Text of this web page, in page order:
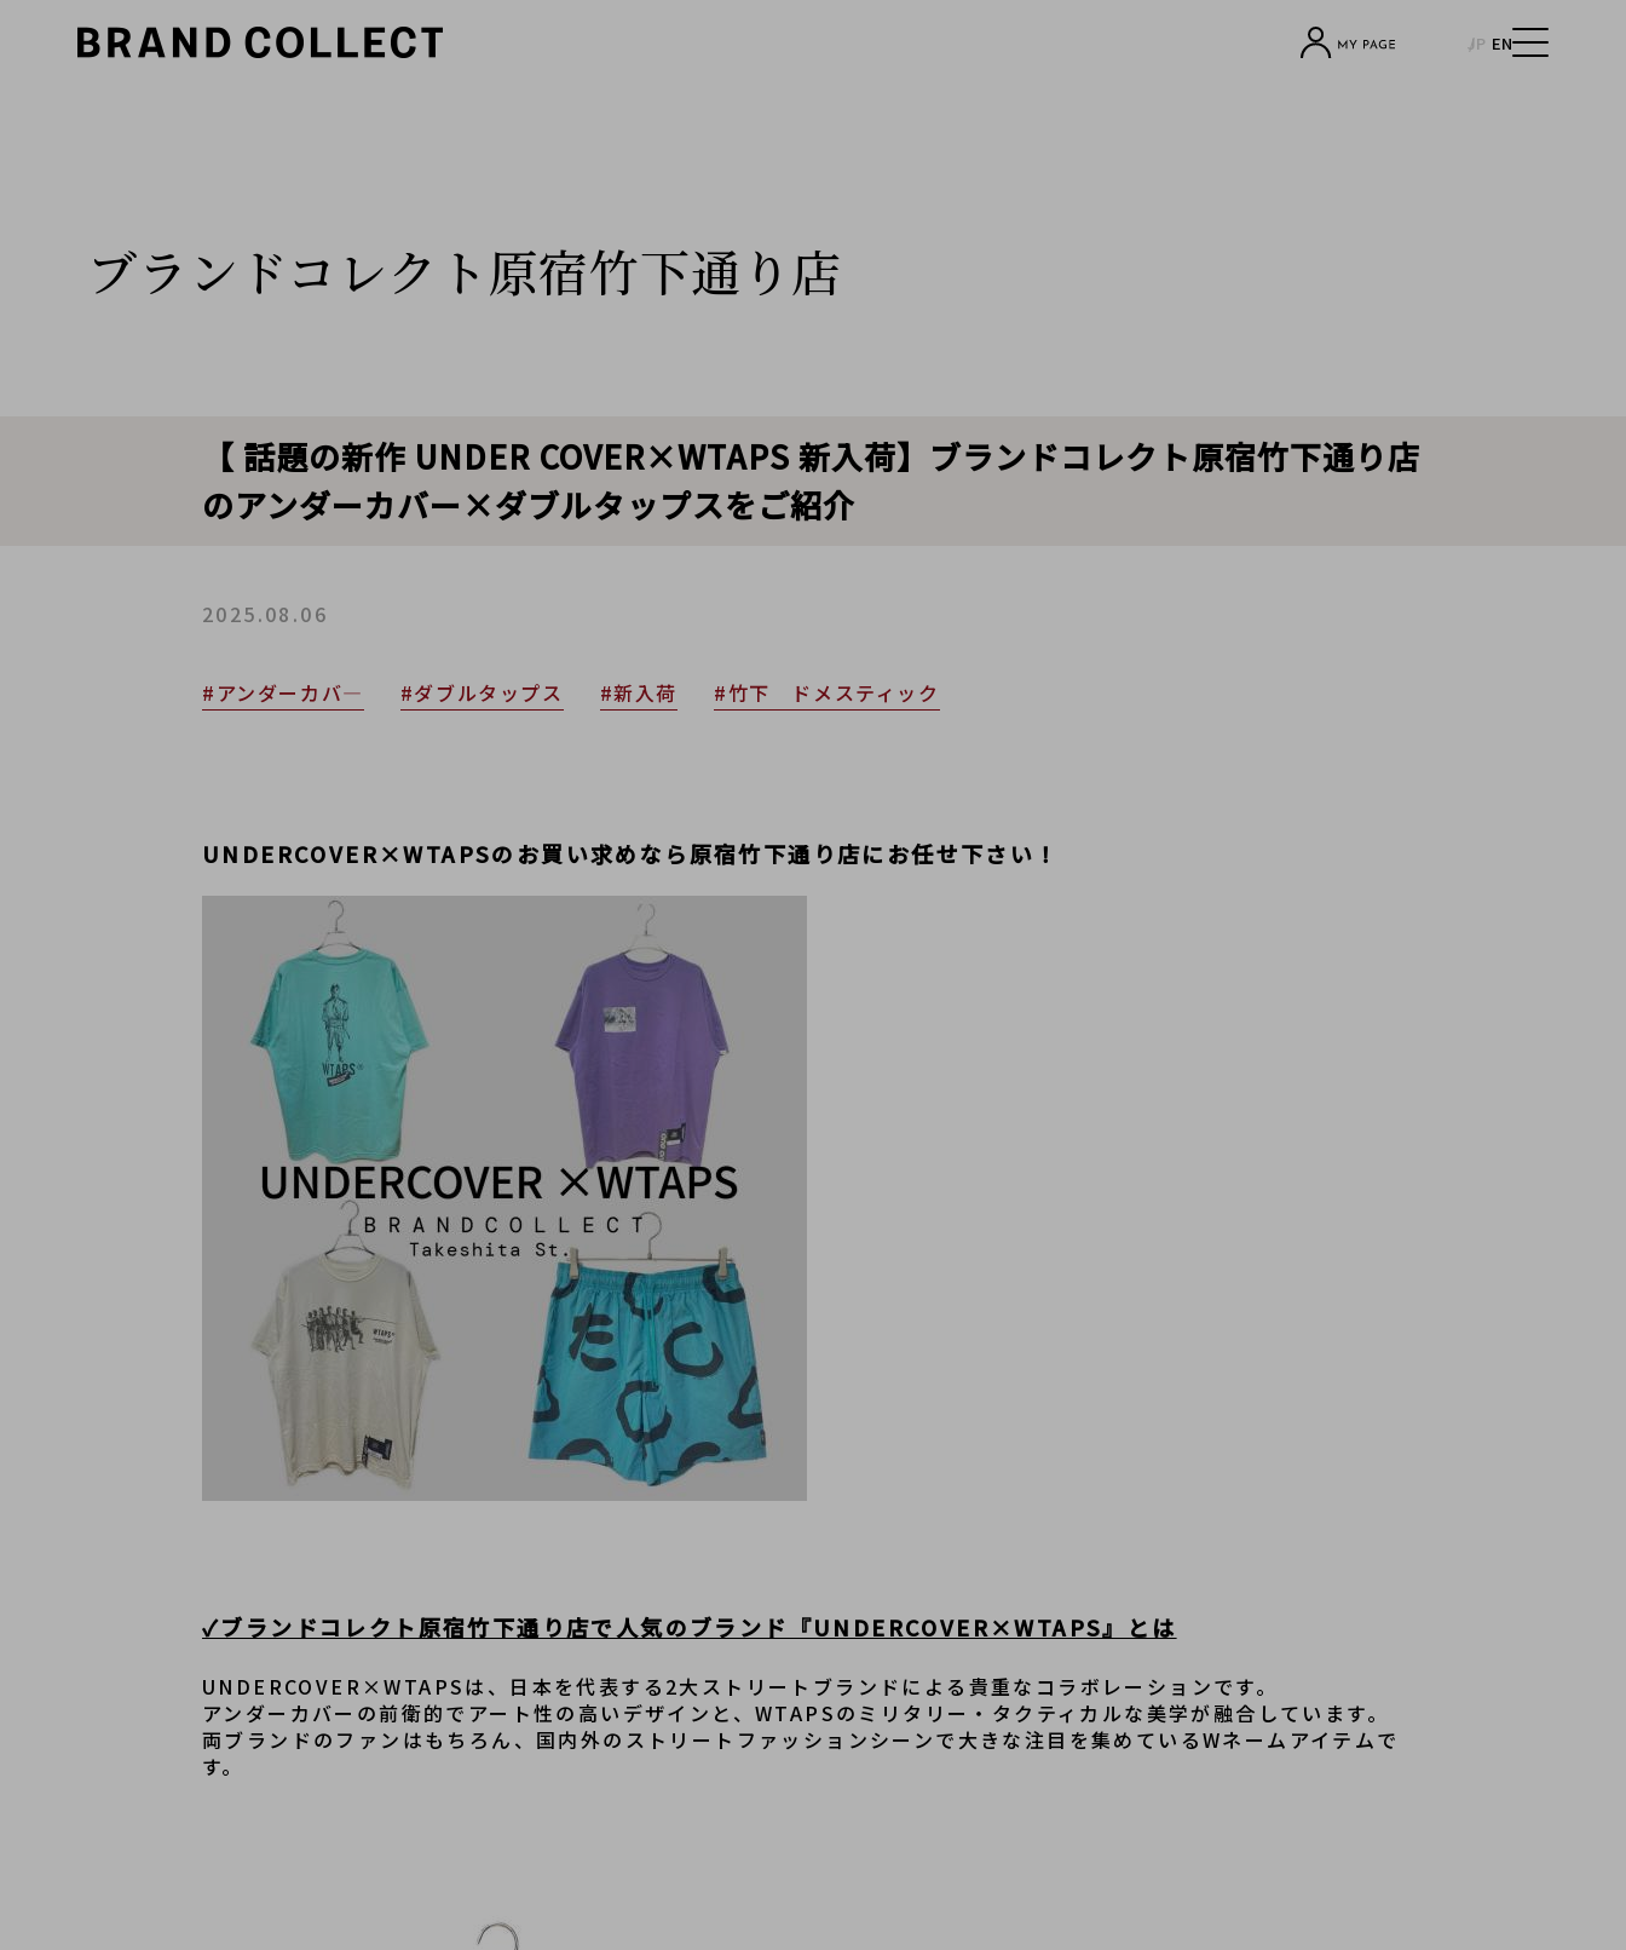
JP EN
ブランドコレクト原宿竹下通り店
【 話題の新作 UNDER COVER×WTAPS 新入荷】ブランドコレクト原宿竹下通り店
のアンダーカバー×ダブルタップスをご紹介
2025.08.06
#アンダーカバ― #ダブルタップス #新入荷 #竹下 ドメスティック
UNDERCOVER×WTAPSのお買い求めなら原宿竹下通り店にお任せ下さい！
✓ブランドコレクト原宿竹下通り店で人気のブランド『UNDERCOVER×WTAPS』とは
UNDERCOVER×WTAPSは、日本を代表する2大ストリートブランドによる貴重なコラボレーションです。
アンダーカバーの前衛的でアート性の高いデザインと、WTAPSのミリタリー・タクティカルな美学が融合しています。
両ブランドのファンはもちろん、国内外のストリートファッションシーンで大きな注目を集めているWネームアイテムで
す。